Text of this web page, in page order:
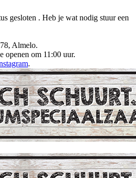
gesloten . Heb je wat nodig stuur een
Almelo.
openen om 11:00 uur.
.